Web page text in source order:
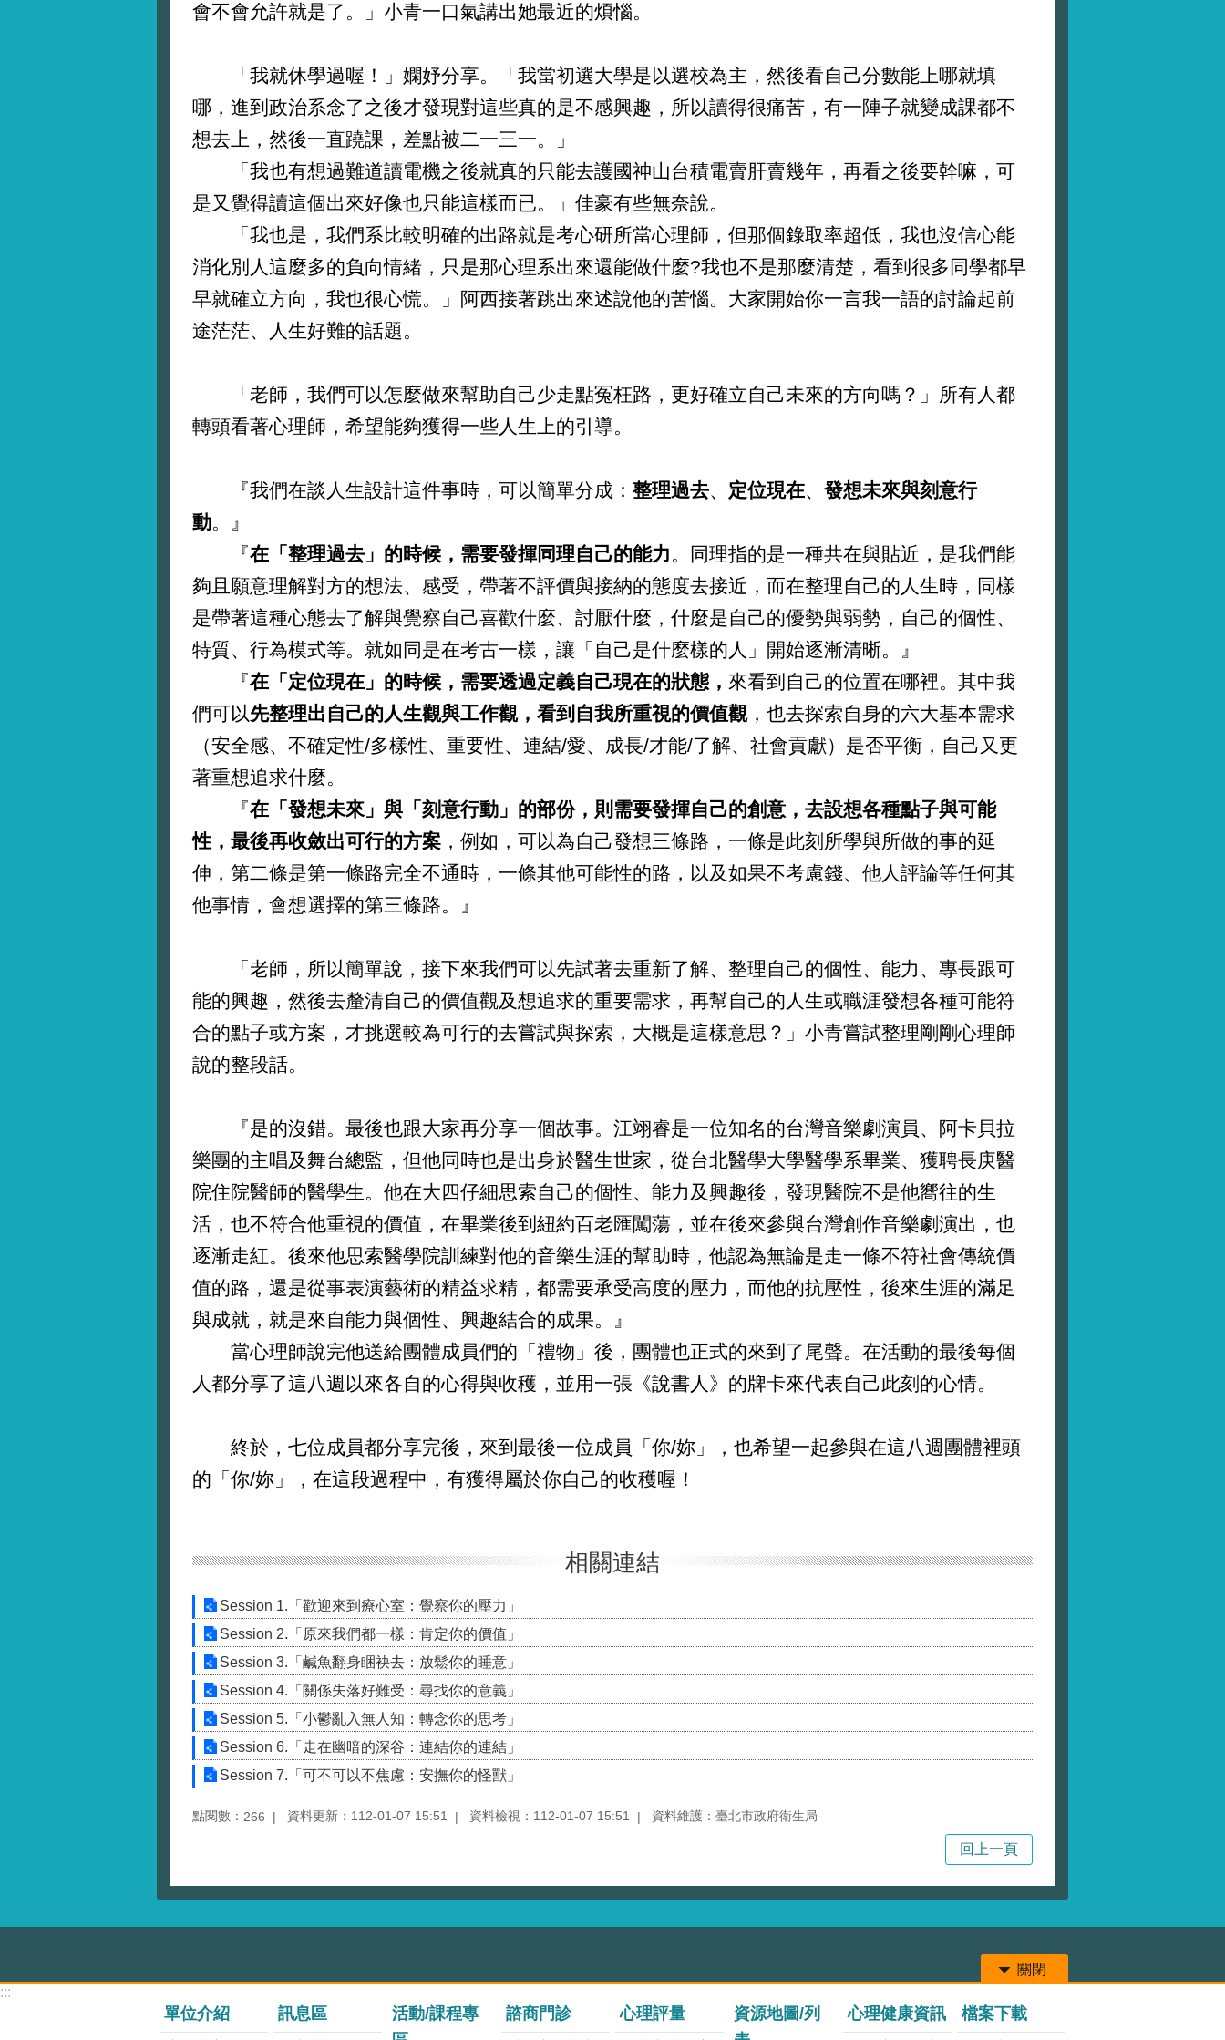
會不會允許就是了。」小青一口氣講出她最近的煩惱。
「我就休學過喔！」嫻妤分享。「我當初選大學是以選校為主，然後看自己分數能上哪就填
哪，進到政治系念了之後才發現對這些真的是不感興趣，所以讀得很痛苦，有一陣子就變成課都不
想去上，然後一直蹺課，差點被二一三一。」
「我也有想過難道讀電機之後就真的只能去護國神山台積電賣肝賣幾年，再看之後要幹嘛，可
是又覺得讀這個出來好像也只能這樣而已。」佳豪有些無奈說。
「我也是，我們系比較明確的出路就是考心研所當心理師，但那個錄取率超低，我也沒信心能
消化別人這麼多的負向情緒，只是那心理系出來還能做什麼?我也不是那麼清楚，看到很多同學都早
早就確立方向，我也很心慌。」阿西接著跳出來述說他的苦惱。大家開始你一言我一語的討論起前
途茫茫、人生好難的話題。
「老師，我們可以怎麼做來幫助自己少走點冤枉路，更好確立自己未來的方向嗎？」所有人都
轉頭看著心理師，希望能夠獲得一些人生上的引導。
『我們在談人生設計這件事時，可以簡單分成： 整理過去、 定位現在、 發想未來與刻意行
動。』
『在「整理過去」的時候，需要發揮同理自己的能力。同理指的是一種共在與貼近，是我們能
夠且願意理解對方的想法、感受，帶著不評價與接納的態度去接近，而在整理自己的人生時，同樣
是帶著這種心態去了解與覺察自己喜歡什麼、討厭什麼，什麼是自己的優勢與弱勢，自己的個性、
特質、行為模式等。就如同是在考古一樣，讓「自己是什麼樣的人」開始逐漸清晰。』
『在「定位現在」的時候，需要透過定義自己現在的狀態， 來看到自己的位置在哪裡。其中我
們可以先整理出自己的人生觀與工作觀，看到自我所重視的價值觀，也去探索自身的六大基本需求
（安全感、不確定性/多樣性、重要性、連結/愛、成長/才能/了解、社會貢獻）是否平衡，自己又更
著重想追求什麼。
『在「發想未來」與「刻意行動」的部份，則需要發揮自己的創意，去設想各種點子與可能
性，最後再收斂出可行的方案 ，例如，可以為自己發想三條路，一條是此刻所學與所做的事的延
伸，第二條是第一條路完全不通時，一條其他可能性的路，以及如果不考慮錢、他人評論等任何其
他事情，會想選擇的第三條路。』
「老師，所以簡單說，接下來我們可以先試著去重新了解、整理自己的個性、能力、專長跟可
能的興趣，然後去釐清自己的價值觀及想追求的重要需求，再幫自己的人生或職涯發想各種可能符
合的點子或方案，才挑選較為可行的去嘗試與探索，大概是這樣意思？」小青嘗試整理剛剛心理師
說的整段話。
『是的沒錯。最後也跟大家再分享一個故事。江翊睿是一位知名的台灣音樂劇演員、阿卡貝拉
樂團的主唱及舞台總監，但他同時也是出身於醫生世家，從台北醫學大學醫學系畢業、獲聘長庚醫
院住院醫師的醫學生。他在大四仔細思索自己的個性、能力及興趣後，發現醫院不是他嚮往的生
活，也不符合他重視的價值，在畢業後到紐約百老匯闖蕩，並在後來參與台灣創作音樂劇演出，也
逐漸走紅。後來他思索醫學院訓練對他的音樂生涯的幫助時，他認為無論是走一條不符社會傳統價
值的路，還是從事表演藝術的精益求精，都需要承受高度的壓力，而他的抗壓性，後來生涯的滿足
與成就，就是來自能力與個性、興趣結合的成果。』
當心理師說完他送給團體成員們的「禮物」後，團體也正式的來到了尾聲。在活動的最後每個
人都分享了這八週以來各自的心得與收穫，並用一張《說書人》的牌卡來代表自己此刻的心情。
終於，七位成員都分享完後，來到最後一位成員「你/妳」，也希望一起參與在這八週團體裡頭
的「你/妳」，在這段過程中，有獲得屬於你自己的收穫喔！
相關連結
Session 1.「歡迎來到療心室：覺察你的壓力」
Session 2.「原來我們都一樣：肯定你的價值」
Session 3.「鹹魚翻身睏袂去：放鬆你的睡意」
Session 4.「關係失落好難受：尋找你的意義」
Session 5.「小鬱亂入無人知：轉念你的思考」
Session 6.「走在幽暗的深谷：連結你的連結」
Session 7.「可不可以不焦慮：安撫你的怪獸」
點閱數： 266 資料更新：112-01-07 15:51 資料檢視：112-01-07 15:51 資料維護：臺北市政府衛生局
回上一頁
關閉
:::
單位介紹 訊息區
活動/課程專
諮商門診 心理評量
資源地圖/列
心理健康資訊 檔案下載